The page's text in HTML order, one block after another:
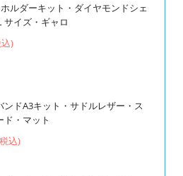
ルダーキット・ダイヤモンドシェ
サイズ・ギャロ
)
ンドA3キット・サドルレザー・ス
ド・マット
込)